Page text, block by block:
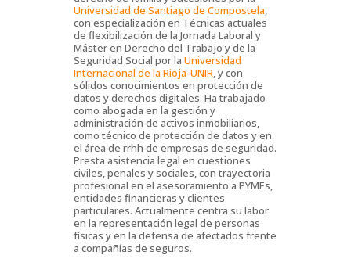
Universidad de Santiago de Compostela,
con especialización en Técnicas actuales
de flexibilización de la Jornada Laboral y
Máster en Derecho del Trabajo y de la
Seguridad Social por la Universidad
Internacional de la Rioja-UNIR, y con
sólidos conocimientos en protección de
datos y derechos digitales. Ha trabajado
como abogada en la gestión y
administración de activos inmobiliarios,
como técnico de protección de datos y en
el área de rrhh de empresas de seguridad.
Presta asistencia legal en cuestiones
civiles, penales y sociales, con trayectoria
profesional en el asesoramiento a PYMEs,
entidades financieras y clientes
particulares. Actualmente centra su labor
en la representación legal de personas
físicas y en la defensa de afectados frente
a compañías de seguros.